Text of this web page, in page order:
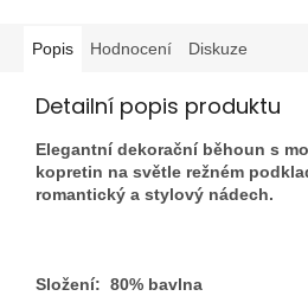
Popis Hodnocení Diskuze
Detailní popis produktu
Elegantní dekorační běhoun s
kopretin na světle režném
romantický a stylový nádech.
Složení: 80% bavlna